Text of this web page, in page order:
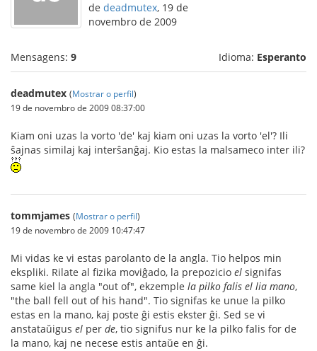
de deadmutex, 19 de
novembro de 2009
Mensagens: 9 Idioma: Esperanto
deadmutex (Mostrar o perfil)
19 de novembro de 2009 08:37:00
Kiam oni uzas la vorto 'de' kaj kiam oni uzas la vorto 'el'? Ili
ŝajnas similaj kaj interŝanĝaj. Kio estas la malsameco inter ili?
tommjames (Mostrar o perfil)
19 de novembro de 2009 10:47:47
Mi vidas ke vi estas parolanto de la angla. Tio helpos min
ekspliki. Rilate al fizika moviĝado, la prepozicio el signifas
same kiel la angla "out of", ekzemple la pilko falis el lia mano,
"the ball fell out of his hand". Tio signifas ke unue la pilko
estas en la mano, kaj poste ĝi estis ekster ĝi. Sed se vi
anstataŭigus el per de, tio signifus nur ke la pilko falis for de
la mano, kaj ne necese estis antaŭe en ĝi.